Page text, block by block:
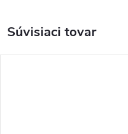
Súvisiaci tovar